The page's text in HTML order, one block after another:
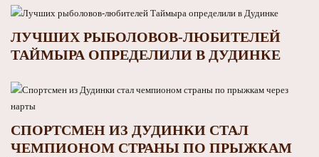
ЛУЧШИХ РЫБОЛОВОВ-ЛЮБИТЕЛЕЙ
ТАЙМЫРА ОПРЕДЕЛИЛИ В ДУДИНКЕ
СПОРТСМЕН ИЗ ДУДИНКИ СТАЛ
ЧЕМПИОНОМ СТРАНЫ ПО ПРЫЖКАМ